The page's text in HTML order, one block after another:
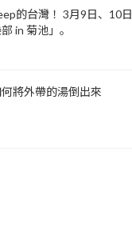
的台灣！ 3月9日、10日
in 菊池」。
何將外帶的湯倒出來